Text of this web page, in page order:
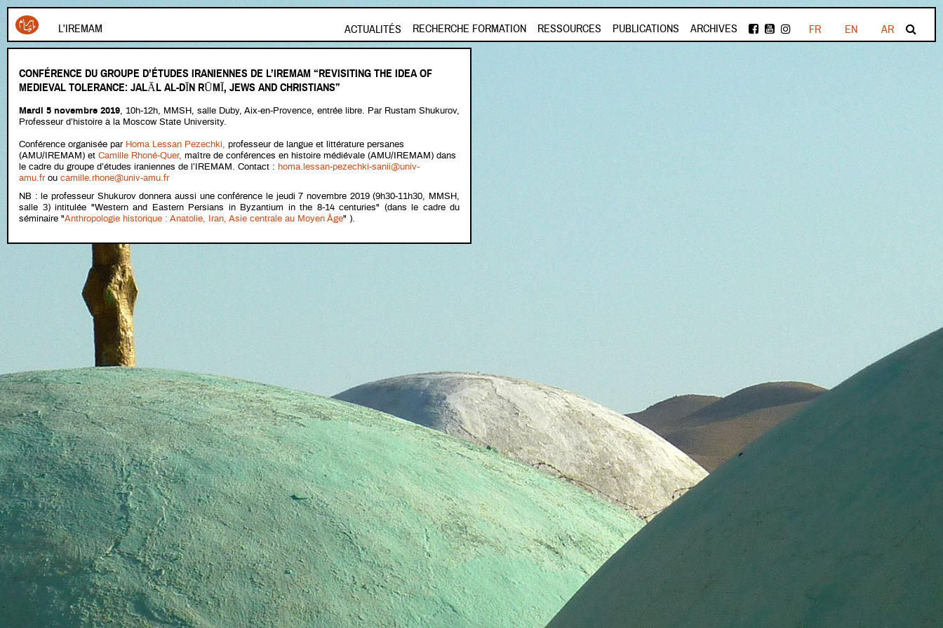
Aller au contenu principal
L'IREMAM ACTUALITÉS RECHERCHE FORMATION RESSOURCES PUBLICATIONS ARCHIVES FR EN AR
CONFÉRENCE DU GROUPE D’ÉTUDES IRANIENNES DE L’IREMAM “REVISITING THE IDEA OF
MEDIEVAL TOLERANCE: JALĀL AL-DĪN RŪMĪ, JEWS AND CHRISTIANS”
Mardi 5 novembre 2019, 10h-12h, MMSH, salle Duby, Aix-en-Provence, entrée libre. Par Rustam Shukurov,
Professeur d’histoire à la Moscow State University.
Conférence organisée par Homa Lessan Pezechki, professeur de langue et littérature persanes
(AMU/IREMAM) et Camille Rhoné-Quer, maître de conférences en histoire médiévale (AMU/IREMAM) dans
le cadre du groupe d’études iraniennes de l’IREMAM. Contact : homa.lessan-pezechki-sanii@univ-
amu.frou camille.rhone@univ-amu.fr
NB : le professeur Shukurov donnera aussi une conférence le jeudi 7 novembre 2019 (9h30-11h30, MMSH,
salle 3) intitulée "Western and Eastern Persians in Byzantium in the 8-14 centuries" (dans le cadre du
séminaire "Anthropologie historique : Anatolie, Iran, Asie centrale au Moyen Âge" ).